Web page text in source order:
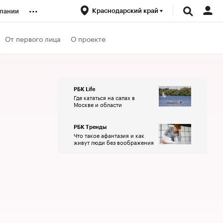
... Краснодарский край
От первого лица О проекте
РБК Life
Где кататься на сапах в
Москве и области
РБК Тренды
Что такое афантазия и как
живут люди без воображения